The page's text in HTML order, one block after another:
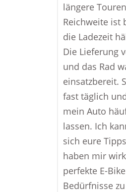
längere
Reichweite ist
die Ladezeit
Die Lieferung
und das Rad
einsatzbereit.
fast täglich
mein Auto
lassen. Ich
sich eure
haben mir
perfekte E-
Bedürfnisse